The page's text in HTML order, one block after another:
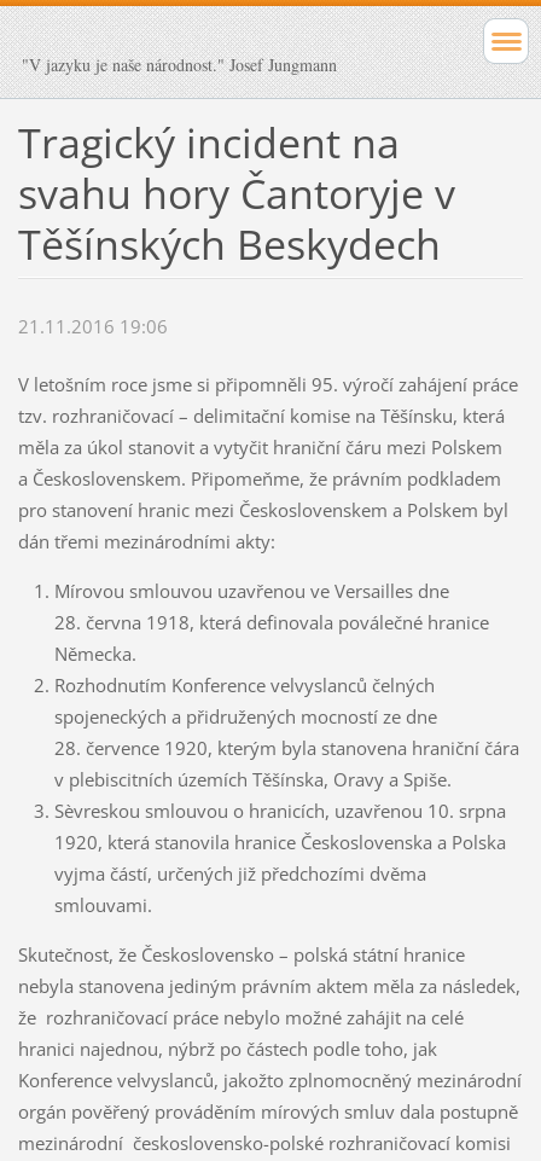
"V jazyku je naše národnost." Josef Jungmann
Tragický incident na
svahu hory Čantoryje v
Těšínských Beskydech
21.11.2016 19:06
V letošním roce jsme si připomněli 95. výročí zahájení práce
tzv. rozhraničovací – delimitační komise na Těšínsku, která
měla za úkol stanovit a vytyčit hraniční čáru mezi Polskem
a Československem. Připomeňme, že právním podkladem
pro stanovení hranic mezi Československem a Polskem byl
dán třemi mezinárodními akty:
Mírovou smlouvou uzavřenou ve Versailles dne
28. června 1918, která definovala poválečné hranice
Německa.
Rozhodnutím Konference velvyslanců čelných
spojeneckých a přidružených mocností ze dne
28. července 1920, kterým byla stanovena hraniční čára
v plebiscitních územích Těšínska, Oravy a Spiše.
Sèvreskou smlouvou o hranicích, uzavřenou 10. srpna
1920, která stanovila hranice Československa a Polska
vyjma částí, určených již předchozími dvěma
smlouvami.
Skutečnost, že Československo – polská státní hranice
nebyla stanovena jediným právním aktem měla za následek,
že rozhraničovací práce nebylo možné zahájit na celé
hranici najednou, nýbrž po částech podle toho, jak
Konference velvyslanců, jakožto zplnomocněný mezinárodní
orgán pověřený prováděním mírových smluv dala postupně
mezinárodní československo-polské rozhraničovací komisi